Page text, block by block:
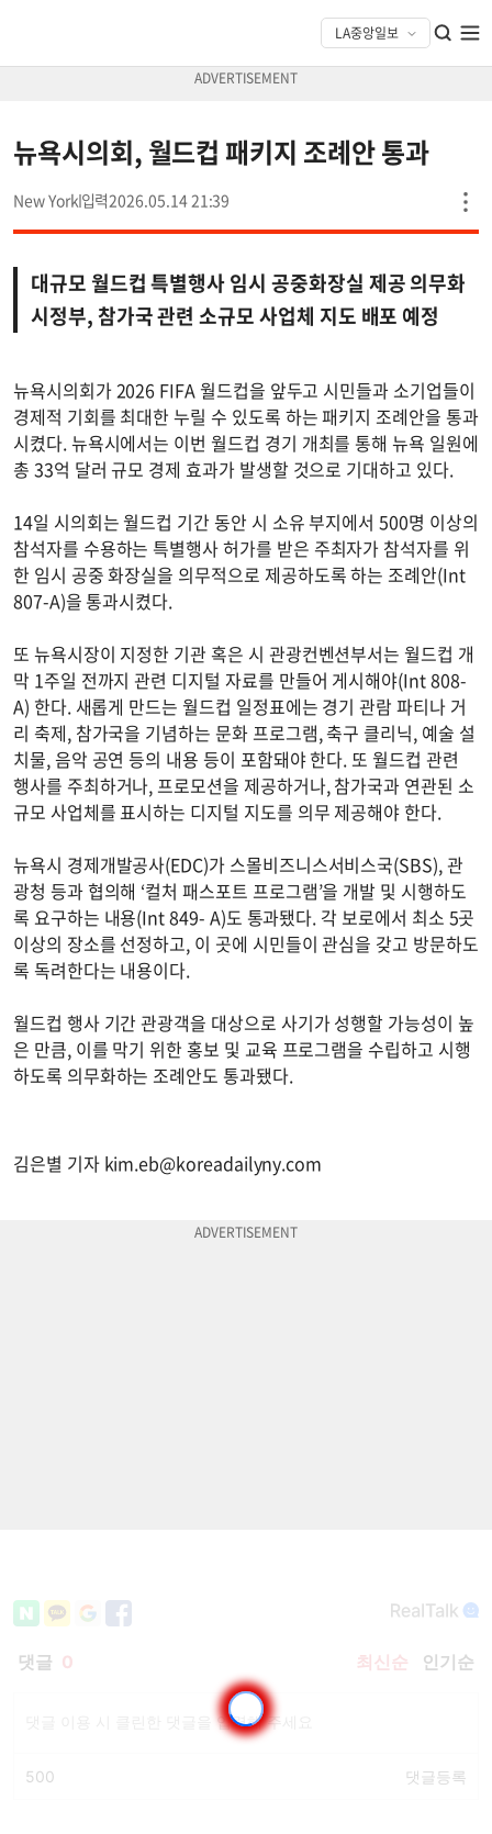
뉴욕시의회, 월드컵 패키지 조례안 통과
New York 2026.05.14 21:39
대규모 월드컵 특별행사 임시 공중화장실 제공 의무화
시정부, 참가국 관련 소규모 사업체 지도 배포 예정
뉴욕시의회가 2026 FIFA 월드컵을 앞두고 시민들과 소기업들이
경제적 기회를 최대한 누릴 수 있도록 하는 패키지 조례안을 통과
시켰다. 뉴욕시에서는 이번 월드컵 경기 개최를 통해 뉴욕 일원에
총 33억 달러 규모 경제 효과가 발생할 것으로 기대하고 있다.
14일 시의회는 월드컵 기간 동안 시 소유 부지에서 500명 이상의
참석자를 수용하는 특별행사 허가를 받은 주최자가 참석자를 위
한 임시 공중 화장실을 의무적으로 제공하도록 하는 조례안(Int
807-A)을 통과시켰다.
또 뉴욕시장이 지정한 기관 혹은 시 관광컨벤션부서는 월드컵 개
막 1주일 전까지 관련 디지털 자료를 만들어 게시해야(Int 808-
A) 한다. 새롭게 만드는 월드컵 일정표에는 경기 관람 파티나 거
리 축제, 참가국을 기념하는 문화 프로그램, 축구 클리닉, 예술 설
치물, 음악 공연 등의 내용 등이 포함돼야 한다. 또 월드컵 관련
행사를 주최하거나, 프로모션을 제공하거나, 참가국과 연관된 소
규모 사업체를 표시하는 디지털 지도를 의무 제공해야 한다.
뉴욕시 경제개발공사(EDC)가 스몰비즈니스서비스국(SBS), 관
광청 등과 협의해 ‘컬처 패스포트 프로그램’을 개발 및 시행하도
록 요구하는 내용(Int 849- A)도 통과됐다. 각 보로에서 최소 5곳
이상의 장소를 선정하고, 이 곳에 시민들이 관심을 갖고 방문하도
록 독려한다는 내용이다.
월드컵 행사 기간 관광객을 대상으로 사기가 성행할 가능성이 높
은 만큼, 이를 막기 위한 홍보 및 교육 프로그램을 수립하고 시행
하도록 의무화하는 조례안도 통과됐다.
김은별 기자 kim.eb@koreadailyny.com